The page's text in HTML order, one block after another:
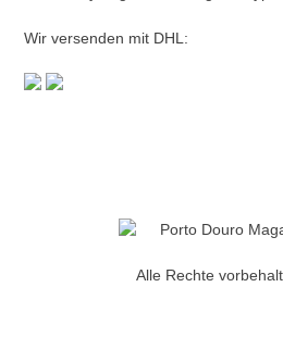
Wir versenden mit DHL:
Alle Rechte